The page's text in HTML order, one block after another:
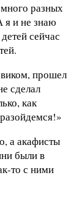
разных
я и не знаю
сейчас
прошел
сделал
как
а акафисты
были в
то с ними